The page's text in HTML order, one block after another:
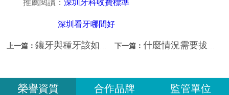
推薦閱讀：深圳牙科收費標準
深圳看牙哪間好
上一篇：鑲牙與種牙該如何選擇？深圳鑲牙哪間好？ 下一篇： 什麼情況需要拔牙？深圳拔牙後不修復會怎樣？
榮譽資質 合作品牌 監管單位